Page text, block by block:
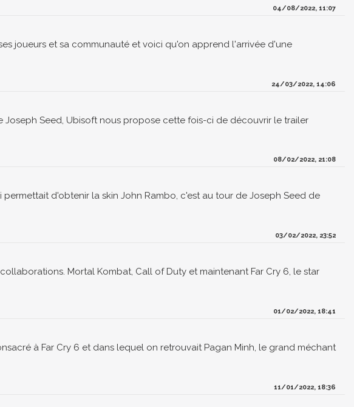
04/08/2022, 11:07
joueurs et sa communauté et voici qu'on apprend l'arrivée d'une
24/03/2022, 14:06
Joseph Seed, Ubisoft nous propose cette fois-ci de découvrir le trailer
08/02/2022, 21:08
d'obtenir la skin John Rambo, c'est au tour de Joseph Seed de
03/02/2022, 23:52
Mortal Kombat, Call of Duty et maintenant Far Cry 6, le star
01/02/2022, 18:41
à Far Cry 6 et dans lequel on retrouvait Pagan Minh, le grand méchant
11/01/2022, 18:36